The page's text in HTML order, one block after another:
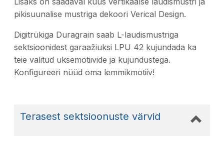
pikisuunalise mustriga dekoori Verical Design.
Digitrükiga Duragrain saab L-laudismustriga
sektsioonidest garaažiuksi LPU 42 kujundada ka
teie valitud uksemotiivide ja kujundustega.
Konfigureeri nüüd oma lemmikmotiiv!
Terasest sektsioonuste värvid